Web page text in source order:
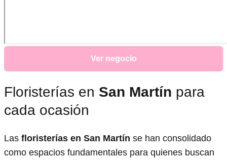
Ver negocio
Floristerías en San Martín para
cada ocasión
Las floristerías en San Martín se han consolidado
como espacios fundamentales para quienes buscan